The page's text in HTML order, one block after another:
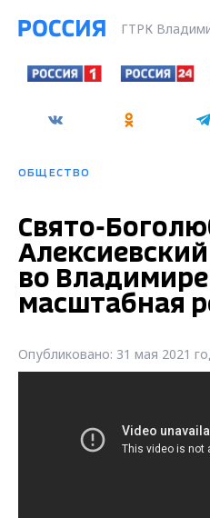
ГТРК
ОБЩЕСТВО
Свято-
во
масштабная
Опубликовано: 31 мая 2021